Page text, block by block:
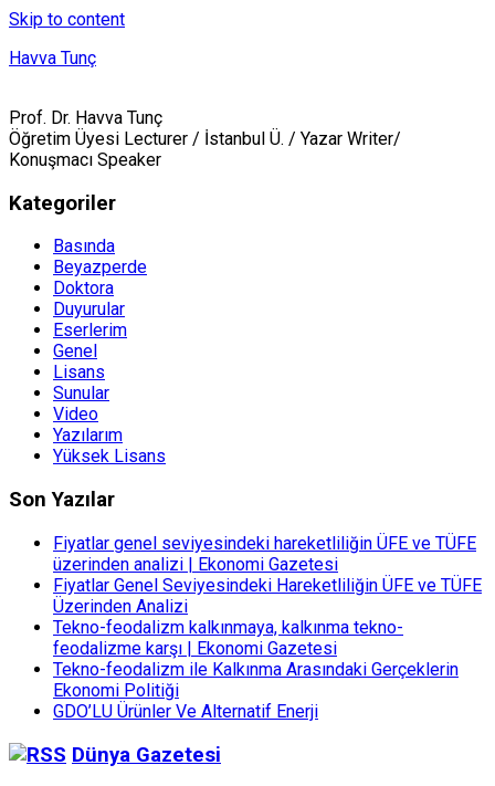
Skip to content
Havva Tunç
Prof. Dr. Havva Tunç
Öğretim Üyesi Lecturer / İstanbul Ü. / Yazar Writer/
Konuşmacı Speaker
Kategoriler
Basında
Beyazperde
Doktora
Duyurular
Eserlerim
Genel
Lisans
Sunular
Video
Yazılarım
Yüksek Lisans
Son Yazılar
Fiyatlar genel seviyesindeki hareketliliğin ÜFE ve TÜFE
üzerinden analizi | Ekonomi Gazetesi
Fiyatlar Genel Seviyesindeki Hareketliliğin ÜFE ve TÜFE
Üzerinden Analizi
Tekno-feodalizm kalkınmaya, kalkınma tekno-
feodalizme karşı | Ekonomi Gazetesi
Tekno-feodalizm ile Kalkınma Arasındaki Gerçeklerin
Ekonomi Politiği
GDO’LU Ürünler Ve Alternatif Enerji
Dünya Gazetesi